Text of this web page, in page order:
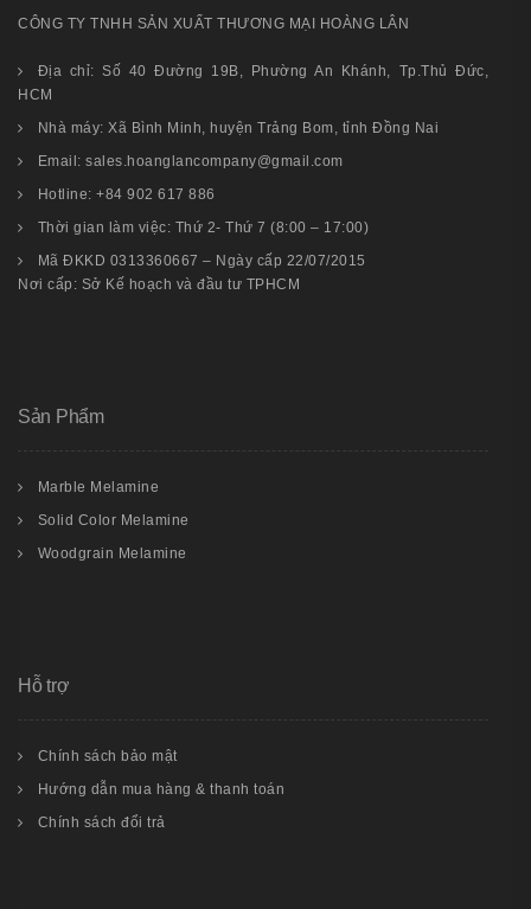
CÔNG TY TNHH SẢN XUẤT THƯƠNG MẠI HOÀNG LÂN
Địa chỉ: Số 40 Đường 19B, Phường An Khánh, Tp.Thủ Đức,
HCM
Nhà máy: Xã Bình Minh, huyện Trảng Bom, tỉnh Đồng Nai
Email: sales.hoanglancompany@gmail.com
Hotline: +84 902 617 886
Thời gian làm việc: Thứ 2- Thứ 7 (8:00 – 17:00)
Mã ĐKKD 0313360667 – Ngày cấp 22/07/2015
Nơi cấp: Sở Kế hoạch và đầu tư TPHCM
Sản Phẩm
Marble Melamine
Solid Color Melamine
Woodgrain Melamine
Hỗ trợ
Chính sách bảo mật
Hướng dẫn mua hàng & thanh toán
Chính sách đổi trả